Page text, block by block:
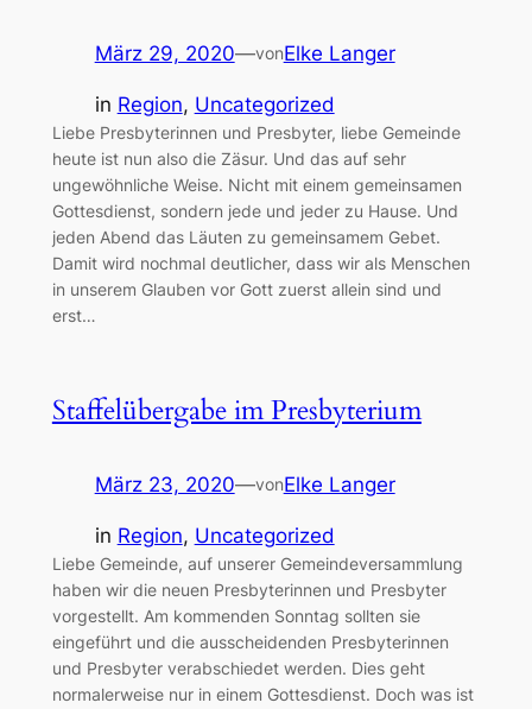
März 29, 2020—vonElke Langer
in Region, Uncategorized
Liebe Presbyterinnen und Presbyter, liebe Gemeinde
heute ist nun also die Zäsur. Und das auf sehr
ungewöhnliche Weise. Nicht mit einem gemeinsamen
Gottesdienst, sondern jede und jeder zu Hause. Und
jeden Abend das Läuten zu gemeinsamem Gebet.
Damit wird nochmal deutlicher, dass wir als Menschen
in unserem Glauben vor Gott zuerst allein sind und
erst…
Staffelübergabe im Presbyterium
März 23, 2020—vonElke Langer
in Region, Uncategorized
Liebe Gemeinde, auf unserer Gemeindeversammlung
haben wir die neuen Presbyterinnen und Presbyter
vorgestellt. Am kommenden Sonntag sollten sie
eingeführt und die ausscheidenden Presbyterinnen
und Presbyter verabschiedet werden. Dies geht
normalerweise nur in einem Gottesdienst. Doch was ist